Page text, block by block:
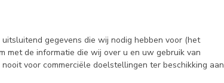
gegevens die wij nodig hebben voor (het
met de informatie die wij over u en uw gebruik van
voor commerciële doelstellingen ter beschikking aan